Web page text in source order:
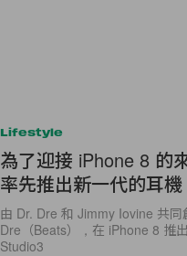
Lifestyle
為了迎接 iPhone 8 的
率先推出新一代的耳機
由 Dr. Dre 和 Jimmy Iovine 共
Dre（Beats），在 iPhone 8 推
Studio3